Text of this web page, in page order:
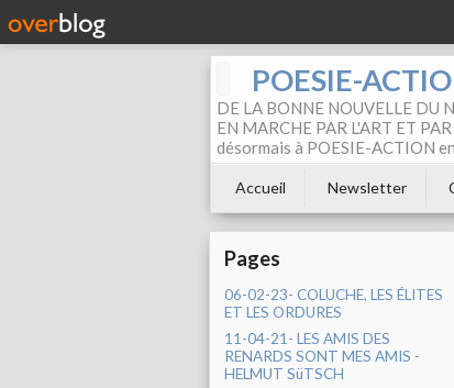
POESIE-
DE LA BONNE NOUVELLE DU
EN MARCHE PAR L'ART ET
désormais à POESIE-ACTION
Accueil Newsletter
Pages
06-02-23- COLUCHE, LES ÉLITES
ET LES ORDURES
11-04-21- LES AMIS DES
RENARDS SONT MES AMIS -
HELMUT SüTSCH